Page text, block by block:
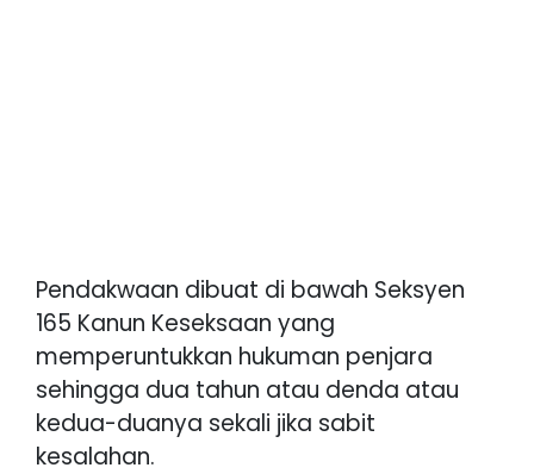
Pendakwaan dibuat di bawah Seksyen
165 Kanun Keseksaan yang
memperuntukkan hukuman penjara
sehingga dua tahun atau denda atau
kedua-duanya sekali jika sabit
kesalahan.